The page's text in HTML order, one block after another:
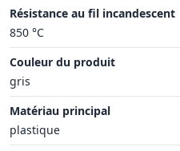
Résistance au fil incandescent
850 °C
Couleur du produit
gris
Matériau principal
plastique